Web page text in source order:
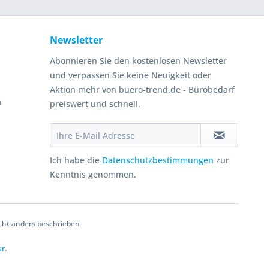
Newsletter
Abonnieren Sie den kostenlosen Newsletter
und verpassen Sie keine Neuigkeit oder
Aktion mehr von buero-trend.de - Bürobedarf
preiswert und schnell.
Ich habe die Datenschutzbestimmungen zur
Kenntnis genommen.
anders beschrieben
.